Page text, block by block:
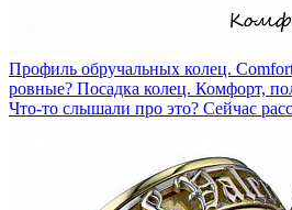
Профиль обручальных колец.
ровные? Посадка колец. Комфорт,
Что-то слышали про это? Сейчас